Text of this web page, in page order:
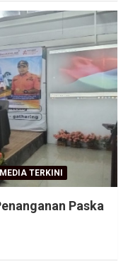
TERKINI
Paska